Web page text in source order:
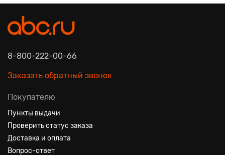
8-800-222-00-66
Заказать обратный звонок
Покупателю
Пункты выдачи
Проверить статус заказа
Доставка и оплата
Вопрос-ответ